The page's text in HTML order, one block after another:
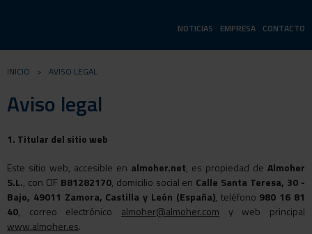
NOTICIAS EMPRESA CONTACTO
INICIO > AVISO LEGAL
Aviso legal
1. Titular del sitio web
Este sitio web, accesible en almoher.net, es propiedad de Almoher
S.L., con CIF B81282170, domicilio social en Calle Santa Teresa, 30 -
Bajo, 49011 Zamora, Castilla y León (España), teléfono 980 16 81
40, correo electrónico almoher@almoher.com y web principal
www.almoher.es.